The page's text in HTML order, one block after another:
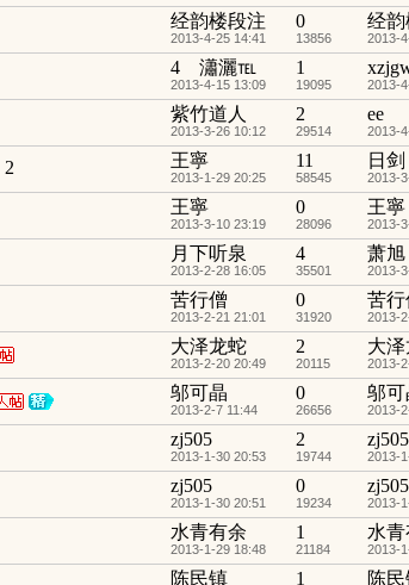
经韵楼段注
2013-4-25 14:41
0
13856
经韵
2013-
4ゞ瀟灑℡
2013-4-15 13:09
1
19095 2013-
紫竹道人
2013-3-26 10:12
2
29514
ee
2013-
2 王寧
2013-1-29 20:25
11
58545
日剑
2013-
王寧
2013-3-10 23:19
0
28096
王寧
2013-
月下听泉
2013-2-28 16:05
4
35501
萧旭
2013-
苦行僧
2013-2-21 21:01
0
31920
苦行
2013-
大泽龙蛇
2013-2-20 20:49
2
20115
大
2013-
邬可晶
2013-2-7 11:44
0
26656
邬可
2013-
zj505
2013-1-30 20:53
2
19744
zj505
2013-
zj505
2013-1-30 20:51
0
19234
zj505
2013-
水青有余
2013-1-29 18:48
1
21184
水
2013-
陈民镇 1 陈